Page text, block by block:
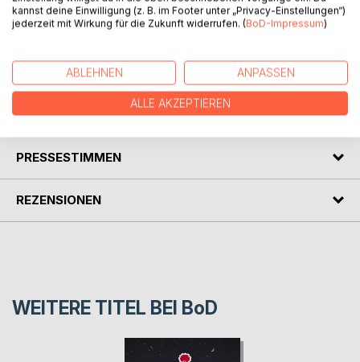
AUTOR/IN
PRESSESTIMMEN
REZENSIONEN
WEITERE TITEL BEI BoD
kannst deine Einwilligung (z. B. im Footer unter „Privacy-Einstellungen“)
jederzeit mit Wirkung für die Zukunft widerrufen. (BoD-Impressum)
ABLEHNEN ANPASSEN
ALLE AKZEPTIEREN